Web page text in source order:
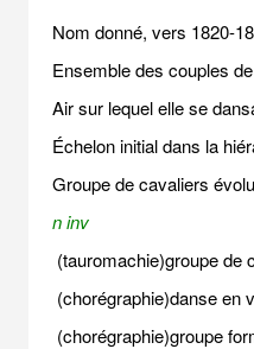
Nom donné, vers 1820-
Ensemble des couples
Air sur lequel elle se
Échelon initial dans la
Groupe de cavaliers
n inv
(tauromachie)groupe de
(chorégraphie)danse en
(chorégraphie)groupe